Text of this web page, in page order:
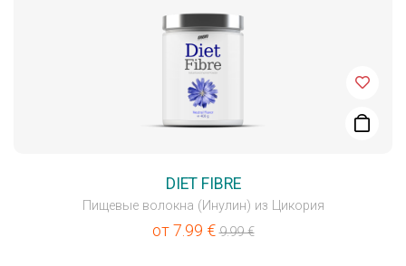
DIET FIBRE
Пищевые волокна (Инулин) из Цикория
от7.99 €9.99€